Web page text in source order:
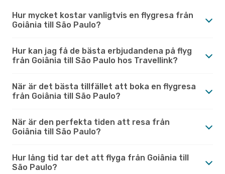
Hur mycket kostar vanligtvis en flygresa från
Goiânia till São Paulo?
Hur kan jag få de bästa erbjudandena på flyg
från Goiânia till São Paulo hos Travellink?
När är det bästa tillfället att boka en flygresa
från Goiânia till São Paulo?
När är den perfekta tiden att resa från
Goiânia till São Paulo?
Hur lång tid tar det att flyga från Goiânia till
São Paulo?